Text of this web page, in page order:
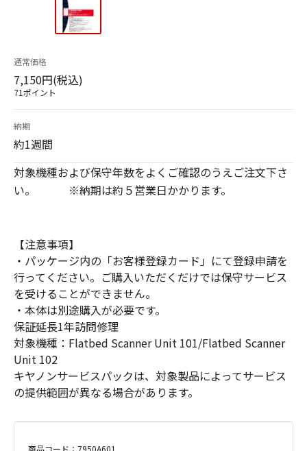
通常価格
7,150円(税込)
71ポイント
納期
約1週間
対象機種および保守年数をよくご確認のうえご注文下さ
い。 ※納期は約５営業日かかります。
【注意事項】
・パッケージ内の「お客様登録カード」にて登録申請を
行ってください。ご購入いただくだけでは保守サービス
を受けることができません。
・本体は別途購入が必要です。
保証延長1年訪問修理
対象機種：Flatbed Scanner Unit 101/Flatbed Scanner
Unit 102
キヤノンサービスパックは、対象製品によってサービス
の提供範囲が異なる場合があります。